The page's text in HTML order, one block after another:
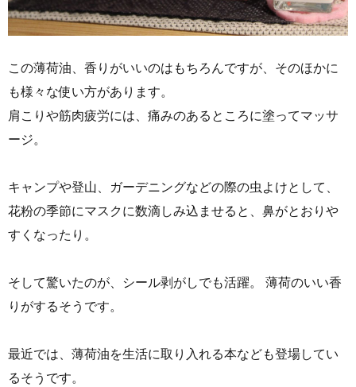
この薄荷油、香りがいいのはもちろんですが、そのほかに
も様々な使い方があります。
肩こりや筋肉疲労には、痛みのあるところに塗ってマッサ
ージ。
キャンプや登山、ガーデニングなどの際の虫よけとして、
花粉の季節にマスクに数滴しみ込ませると、鼻がとおりや
すくなったり。
そして驚いたのが、シール剥がしでも活躍。 薄荷のいい香
りがするそうです。
最近では、薄荷油を生活に取り入れる本なども登場してい
るそうです。